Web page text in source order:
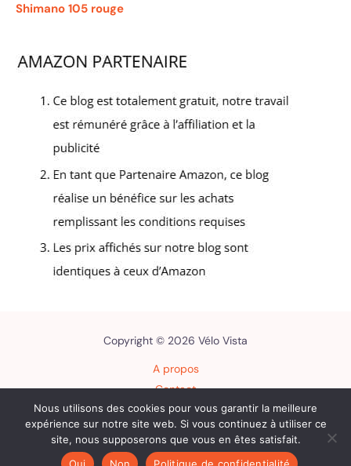
Shimano 105 rouge
Copyright © 2026 Vélo Vista
A propos
Contact
Plan du site
Mentions légales
Politique de confidentialité
Nous utilisons des cookies pour vous garantir la meilleure
expérience sur notre site web. Si vous continuez à utiliser ce
site, nous supposerons que vous en êtes satisfait.
Oui
Non Politique de confidentialité